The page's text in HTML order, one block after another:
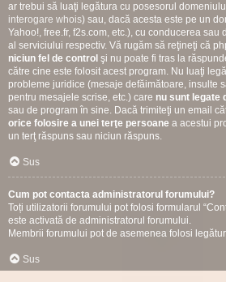
ar trebui să luaţi legătura cu posesorul
interogare whois) sau, dacă acesta este pe un
Yahoo!, free.fr, f2s.com, etc.), cu conducerea
al serviciului respectiv. Vă rugăm să reţineţi că
niciun fel de control şi nu poate fi tras la
către cine este folosit acest program. Nu luaţi
probleme juridice (mesaje defăimătoare, insulte
pentru mesajele scrise, etc.) care nu sunt legate
sau de program în sine. Dacă trimiteţi un email
orice folosire a unei terţe persoane a acestui
un terţ răspuns sau niciun răspuns.
Sus
Cum pot contacta administratorul forumului?
Toți utilizatorii forumului pot folosi formularul
este activată de administratorul forumului.
Membrii forumului pot de asemenea folosi
Sus